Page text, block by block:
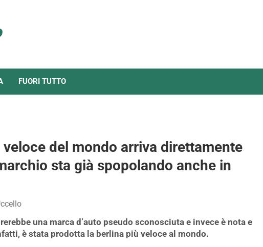
FUORI TUTTO
del mondo arriva direttamente
sta già spopolando anche in
una marca d’auto pseudo sconosciuta e invece è nota e
è stata prodotta la berlina più veloce al mondo.